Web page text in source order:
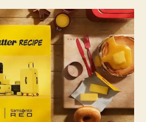
d
e
u
b
c
a
a
m
s
n
i
t
e
R